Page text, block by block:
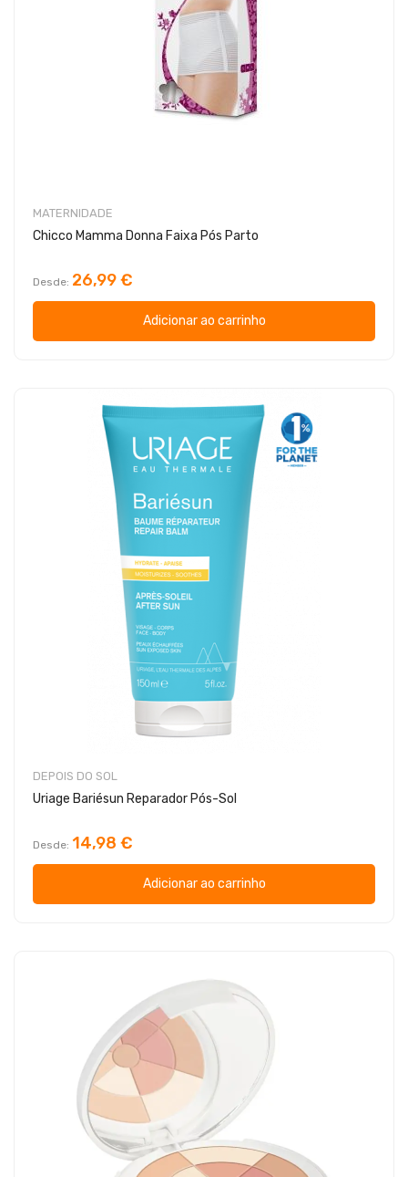
MATERNIDADE
Chicco Mamma Donna Faixa Pós Parto
Desde 26,99 €
Adicionar ao carrinho
DEPOIS DO SOL
Uriage Bariésun Reparador Pós-Sol
Desde 14,98 €
Adicionar ao carrinho